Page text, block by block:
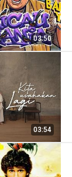
03:50
03:54